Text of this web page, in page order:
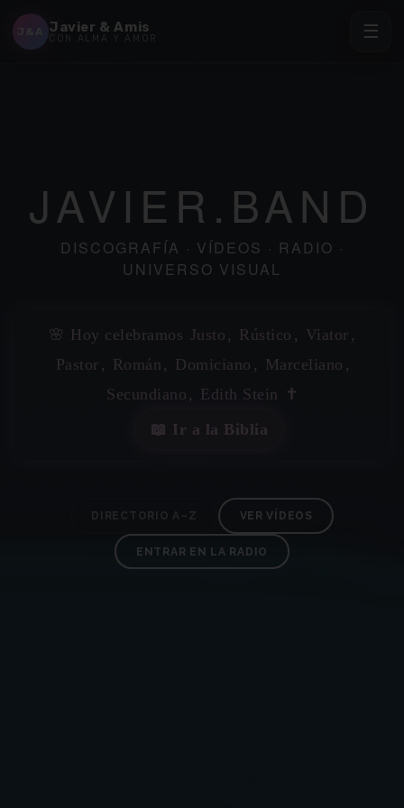
Javier & Amis
CON ALMA Y AMOR ☰
JAVIER.BAND
DISCOGRAFÍA · VÍDEOS · RADIO ·
UNIVERSO VISUAL
🌸 Hoy celebramos Justo , Rústico , Viator ,
Pastor , Román , Domiciano , Marceliano ,
Secundiano , Edith Stein ✝️
📖 Ir a la Biblia
DIRECTORIO A–Z VER VÍDEOS
ENTRAR EN LA RADIO